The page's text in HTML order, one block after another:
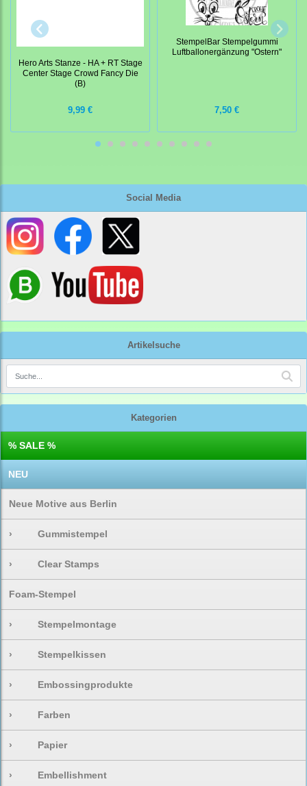
Social Media
Artikelsuche
Kategorien
% SALE %
NEU
Neue Motive aus Berlin
› Gummistempel
› Clear Stamps
Foam-Stempel
› Stempelmontage
› Stempelkissen
› Embossingprodukte
› Farben
› Papier
› Embellishment
Hero Arts Stanze - HA + RT Stage
Center Stage Crowd Fancy Die
(B)
9,99 €
StempelBar Stempelgummi
Luftballonergänzung "Ostern"
7,50 €